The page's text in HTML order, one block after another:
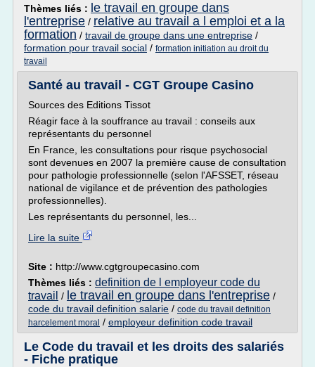
Thèmes liés : le travail en groupe dans
l'entreprise / relative au travail a l emploi et a la
formation / travail de groupe dans une entreprise /
formation pour travail social / formation initiation au droit du
travail
Santé au travail - CGT Groupe Casino
Sources des Editions Tissot
Réagir face à la souffrance au travail : conseils aux
représentants du personnel
En France, les consultations pour risque psychosocial
sont devenues en 2007 la première cause de consultation
pour pathologie professionnelle (selon l'AFSSET, réseau
national de vigilance et de prévention des pathologies
professionnelles).
Les représentants du personnel, les...
Lire la suite
Site : http://www.cgtgroupecasino.com
Thèmes liés : definition de l employeur code du
travail / le travail en groupe dans l'entreprise /
code du travail definition salarie / code du travail definition
harcelement moral / employeur definition code travail
Le Code du travail et les droits des salariés
- Fiche pratique